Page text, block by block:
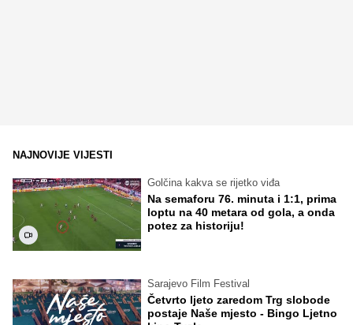
NAJNOVIJE VIJESTI
Golčina kakva se rijetko viđa
Na semaforu 76. minuta i 1:1, prima
loptu na 40 metara od gola, a onda
potez za historiju!
Sarajevo Film Festival
Četvrto ljeto zaredom Trg slobode
postaje Naše mjesto - Bingo Ljetno